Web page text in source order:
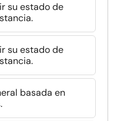
su estado de
su estado de
basada en